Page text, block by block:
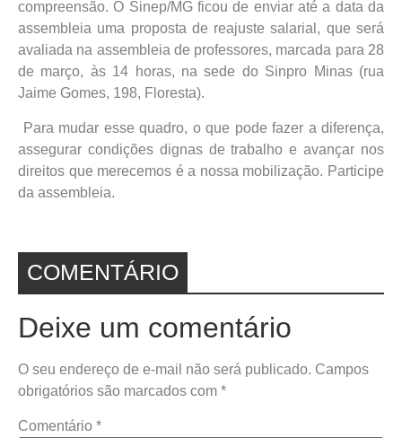
compreensão. O Sinep/MG ficou de enviar até a data da
assembleia uma proposta de reajuste salarial, que será
avaliada na assembleia de professores, marcada para 28
de março, às 14 horas, na sede do Sinpro Minas (rua
Jaime Gomes, 198, Floresta).
Para mudar esse quadro, o que pode fazer a diferença,
assegurar condições dignas de trabalho e avançar nos
direitos que merecemos é a nossa mobilização. Participe
da assembleia.
COMENTÁRIO
Deixe um comentário
O seu endereço de e-mail não será publicado. Campos
obrigatórios são marcados com *
Comentário *